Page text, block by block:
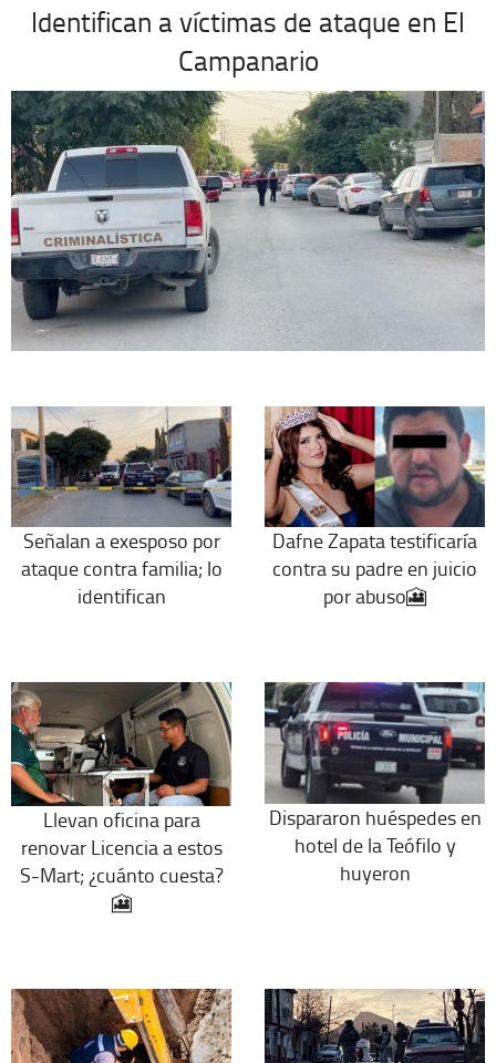
Identifican a víctimas de ataque en El
Campanario
Señalan a exesposo por
ataque contra familia; lo
identifican
Dafne Zapata testificaría
contra su padre en juicio
por abuso🎦
Llevan oficina para
renovar Licencia a estos
S-Mart; ¿cuánto cuesta?
🎦
Dispararon huéspedes en
hotel de la Teófilo y
huyeron